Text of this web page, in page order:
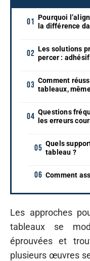
Pourquoi
la différence
Les solutions
percer :
Comment
tableaux,
Questions
les erreurs
Quels
tableau ?
Comment
Les approches
tableaux se
éprouvées et
plusieurs œuvres